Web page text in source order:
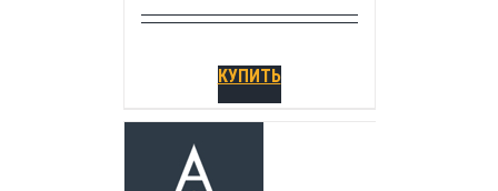
КУПИТЬ